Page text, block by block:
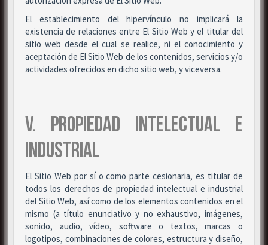
El establecimiento del hipervínculo no implicará la
existencia de relaciones entre El Sitio Web y el titular del
sitio web desde el cual se realice, ni el conocimiento y
aceptación de El Sitio Web de los contenidos, servicios y/o
actividades ofrecidos en dicho sitio web, y viceversa.
V. PROPIEDAD INTELECTUAL E
INDUSTRIAL
El Sitio Web por sí o como parte cesionaria, es titular de
todos los derechos de propiedad intelectual e industrial
del Sitio Web, así como de los elementos contenidos en el
mismo (a título enunciativo y no exhaustivo, imágenes,
sonido, audio, vídeo, software o textos, marcas o
logotipos, combinaciones de colores, estructura y diseño,